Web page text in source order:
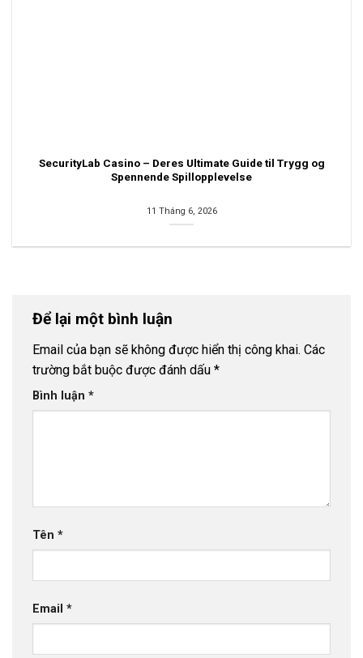
SecurityLab Casino – Deres Ultimate Guide til Trygg og
Spennende Spillopplevelse
11 Tháng 6, 2026
Để lại một bình luận
Email của bạn sẽ không được hiển thị công khai. Các
trường bắt buộc được đánh dấu *
Bình luận *
Tên *
Email *